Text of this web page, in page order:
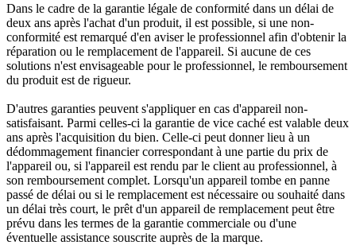
Dans le cadre de la garantie légale de conformité dans un délai de
deux ans après l'achat d'un produit, il est possible, si une non-
conformité est remarqué d'en aviser le professionnel afin d'obtenir la
réparation ou le remplacement de l'appareil. Si aucune de ces
solutions n'est envisageable pour le professionnel, le remboursement
du produit est de rigueur.
D'autres garanties peuvent s'appliquer en cas d'appareil non-
satisfaisant. Parmi celles-ci la garantie de vice caché est valable deux
ans après l'acquisition du bien. Celle-ci peut donner lieu à un
dédommagement financier correspondant à une partie du prix de
l'appareil ou, si l'appareil est rendu par le client au professionnel, à
son remboursement complet. Lorsqu'un appareil tombe en panne
passé de délai ou si le remplacement est nécessaire ou souhaité dans
un délai très court, le prêt d'un appareil de remplacement peut être
prévu dans les termes de la garantie commerciale ou d'une
éventuelle assistance souscrite auprès de la marque.